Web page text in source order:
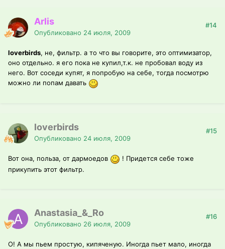
Arlis
Опубликовано 24 июля, 2009
#14
loverbirds, не, фильтр. а то что вы говорите, это оптимизатор,
оно отдельно. я его пока не купил,т.к. не пробовал воду из
него. Вот соседи купят, я попробую на себе, тогда посмотрю
можно ли попам давать
loverbirds
Опубликовано 24 июля, 2009
#15
Вот она, польза, от дармоедов
! Придется себе тоже
прикупить этот фильтр.
Anastasia_&_Ro
Опубликовано 26 июля, 2009
#16
О! А мы пьем простую, кипяченую. Иногда пьет мало, иногда